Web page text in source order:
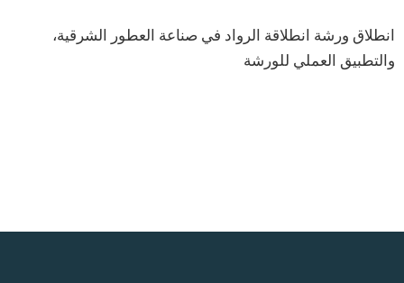
انطلاق ورشة انطلاقة الرواد في صناعة العطور الشرقية،
والتطبيق العملي للورشة